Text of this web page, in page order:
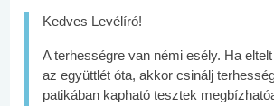
Kedves Levélíró!
A terhességre van némi esély. Ha
az együttlét óta, akkor csinálj
patikában kapható tesztek